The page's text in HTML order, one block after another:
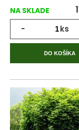
NA SKLADE
- ks
DO KOŠÍKA